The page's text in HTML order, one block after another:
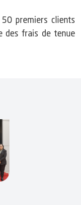
premiers clients
des frais de tenue